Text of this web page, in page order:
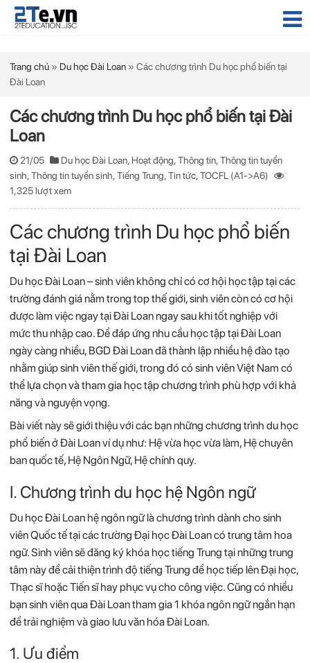
Trang chủ » Du học Đài Loan » Các chương trình Du học phổ biến tại
Đài Loan
Các chương trình Du học phổ biến tại Đài
Loan
21/05 Du học Đài Loan, Hoạt động,Thông tin,Thông tin tuyển
sinh,Thông tin tuyển sinh,Tiếng Trung,Tin tức,TOCFL (A1->A6)
1,325 lượt xem
Các chương trình Du học phổ biến
tại Đài Loan
Du học Đài Loan – sinh viên không chỉ có cơ hội học tập tại các
trường đánh giá nằm trong top thế giới, sinh viên còn có cơ hội
được làm việc ngay tại Đài Loan ngay sau khi tốt nghiệp với
mức thu nhập cao. Để đáp ứng nhu cầu học tập tại Đài Loan
ngày càng nhiều, BGD Đài Loan đã thành lập nhiều hệ đào tạo
nhằm giúp sinh viên thế giới, trong đó có sinh viên Việt Nam có
thể lựa chọn và tham gia học tập chương trình phù hợp với khả
năng và nguyện vọng.
Bài viết này sẽ giới thiệu với các bạn những chương trình du học
phổ biến ở Đài Loan ví dụ như: Hệ vừa học vừa làm, Hệ chuyên
ban quốc tế, Hệ Ngôn Ngữ, Hệ chính quy.
I. Chương trình du học hệ Ngôn ngữ
Du học Đài Loan hệ ngôn ngữ là chương trình dành cho sinh
viên Quốc tế tại các trường Đại học Đài Loan có trung tâm hoa
ngữ. Sinh viên sẽ đăng ký khóa học tiếng Trung tại những trung
tâm này để cải thiện trình độ tiếng Trung để học tiếp lên Đại học,
Thạc sĩ hoặc Tiến sĩ hay phục vụ cho công việc. Cũng có nhiều
bạn sinh viên qua Đài Loan tham gia 1 khóa ngôn ngữ ngắn hạn
để trải nghiệm và giao lưu văn hóa Đài Loan.
1. Ưu điểm